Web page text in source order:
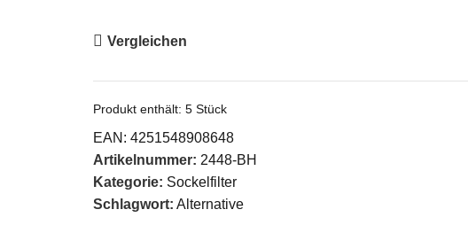
Vergleichen
Produkt enthält: 5 Stück
EAN: 4251548908648
Artikelnummer: 2448-BH
Kategorie: Sockelfilter
Schlagwort: Alternative